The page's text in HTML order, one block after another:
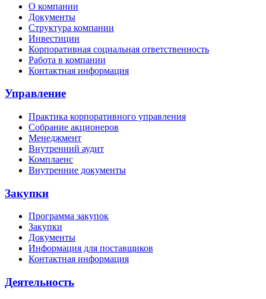
О компании
Документы
Структура компании
Инвестиции
Корпоративная социальная ответственность
Работа в компании
Контактная информация
Управление
Практика корпоративного управления
Собрание акционеров
Менеджмент
Внутренний аудит
Комплаенс
Внутренние документы
Закупки
Программа закупок
Закупки
Документы
Информация для поставщиков
Контактная информация
Деятельность